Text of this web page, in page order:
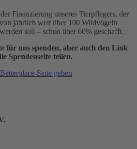
Finanzierung unseres Tierpflegers, der
jährlich weit über 100 Wildvögeln
soll – schon über 60% geschafft.
für uns spenden, aber auch den Link
Spendenseite teilen.
Seite gehen